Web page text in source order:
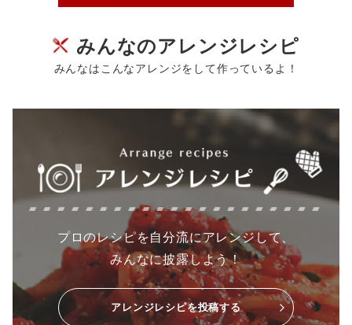
みんなのアレンジレシピ
みんなはこんなアレンジをして作っているよ！
プロのレシピを自分流にアレンジして、
みんなに披露しよう！
アレンジレシピを投稿する